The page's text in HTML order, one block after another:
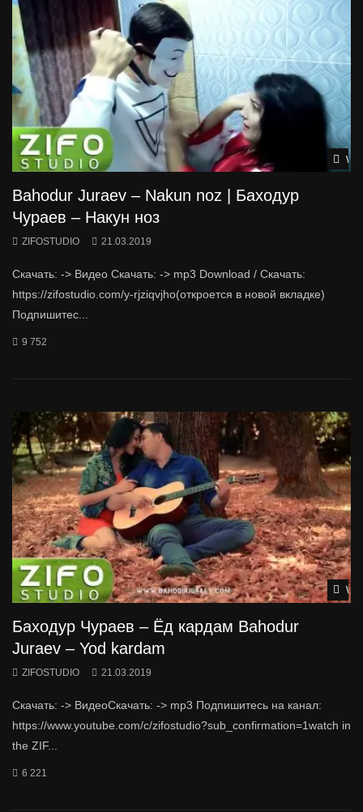
Bahodur Juraev – Nakun noz | Баходур
Чураев – Накун ноз
ZIFOSTUDIO 21.03.2019
Скачать: -> Видео Скачать: -> mp3 Download / Скачать:
https://zifostudio.com/y-rjziqvjho(откроется в новой вкладке)
Подпишитес...
9 752
Баходур Чураев – Ёд кардам Bahodur
Juraev – Yod kardam
ZIFOSTUDIO 21.03.2019
Скачать: -> ВидеоСкачать: -> mp3 Подпишитесь на канал:
https://www.youtube.com/c/zifostudio?sub_confirmation=1watch in
the ZIF...
6 221